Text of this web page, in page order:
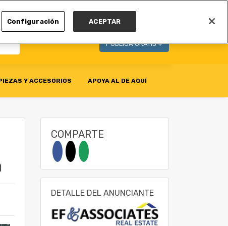
PUBLICA GRATIS +
Y ACCESORIOS APOYA AL DE AQUÍ
COMPARTE
DETALLE DEL ANUNCIANTE
Configuración ACEPTAR